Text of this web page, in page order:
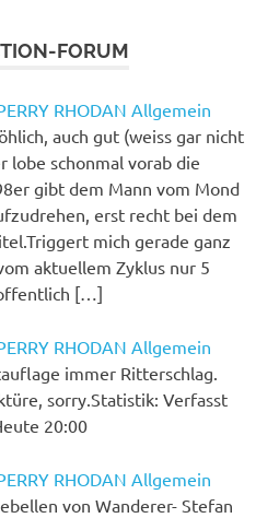
FORUM
RHODAN Allgemein
auch gut (weiss gar nicht
lobe schonmal vorab die
gibt dem Mann vom Mond
erst recht bei dem
mich gerade ganz
aktuellem Zyklus nur 5
[…]
RHODAN Allgemein
immer Ritterschlag.
sorry.Statistik: Verfasst
20:00
RHODAN Allgemein
von Wanderer- Stefan